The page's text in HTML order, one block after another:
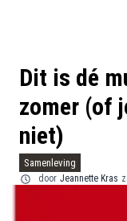
Dit is dé
zomer (of
niet)
Samenleving
door Jeannette Kras